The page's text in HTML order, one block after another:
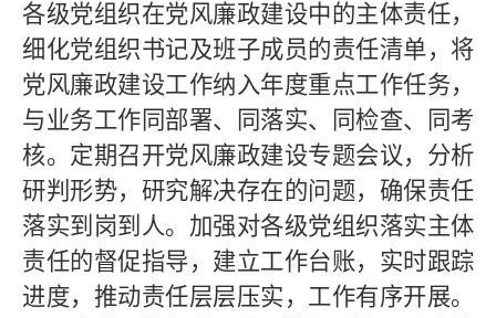
各级党组织在党风廉政建设中的主体责任，
细化党组织书记及班子成员的责任清单，将
党风廉政建设工作纳入年度重点工作任务，
与业务工作同部署、同落实、同检查、同考
核。定期召开党风廉政建设专题会议，分析
研判形势，研究解决存在的问题，确保责任
落实到岗到人。加强对各级党组织落实主体
责任的督促指导，建立工作台账，实时跟踪
进度，推动责任层层压实，工作有序开展。